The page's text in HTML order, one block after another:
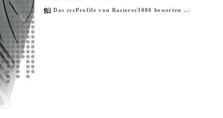
Das sysProfile von Rasierer3000 bewerten ...